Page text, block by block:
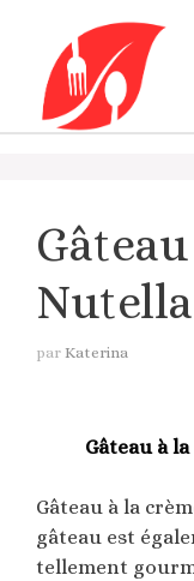
contenu
par Katerina
Gâteau à
Gâteau à la
gâteau est
tellement